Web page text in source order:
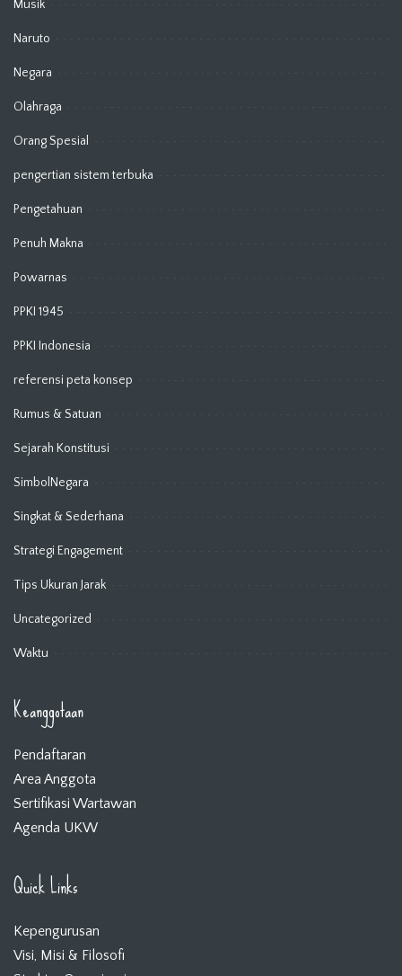
Musik
Naruto
Negara
Olahraga
Orang Spesial
pengertian sistem terbuka
Pengetahuan
Penuh Makna
Powarnas
PPKI 1945
PPKI Indonesia
referensi peta konsep
Rumus & Satuan
Sejarah Konstitusi
SimbolNegara
Singkat & Sederhana
Strategi Engagement
Tips Ukuran Jarak
Uncategorized
Waktu
Keanggotaan
Pendaftaran
Area Anggota
Sertifikasi Wartawan
Agenda UKW
Quick Links
Kepengurusan
Visi, Misi & Filosofi